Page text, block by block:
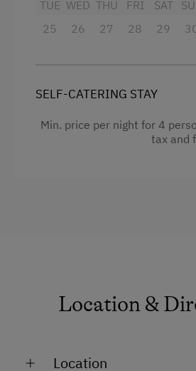
Double
TUE
25
WED
26
THU
27
FRI
28
SAT
29
SELF-CATERING STAY
Min. price per night for 4
tax and
Location &
Location